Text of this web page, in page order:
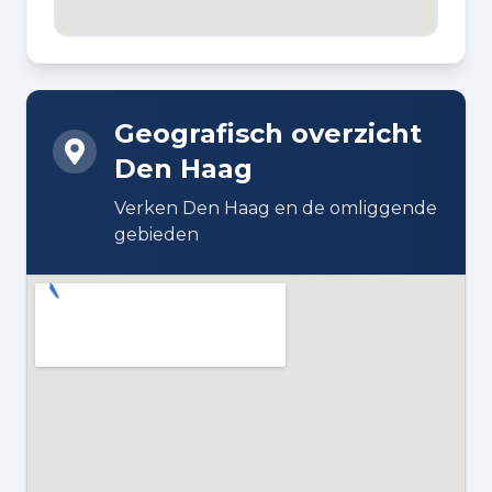
DAKTYPE
Plat dak bedekt met bitumineuze
Dubbel glas
Blokverwarming
Geografisch overzicht
Den Haag
Verken Den Haag en de omliggende
gebieden